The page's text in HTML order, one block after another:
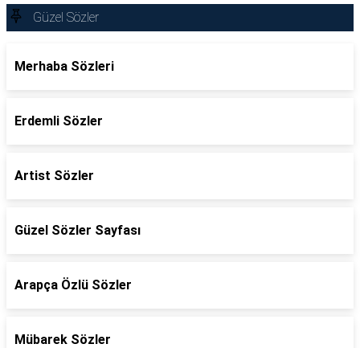
Güzel Sözler
Merhaba Sözleri
Erdemli Sözler
Artist Sözler
Güzel Sözler Sayfası
Arapça Özlü Sözler
Mübarek Sözler